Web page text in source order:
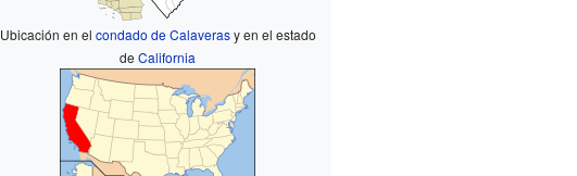
Ubicación en el condado de Calaverasy en el estado
deCalifornia